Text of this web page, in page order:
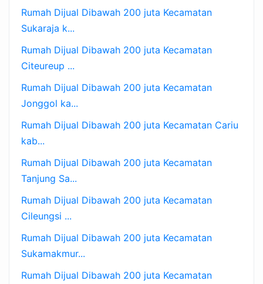
Rumah Dijual Dibawah 200 juta Kecamatan
Sukaraja k...
Rumah Dijual Dibawah 200 juta Kecamatan
Citeureup ...
Rumah Dijual Dibawah 200 juta Kecamatan
Jonggol ka...
Rumah Dijual Dibawah 200 juta Kecamatan Cariu
kab...
Rumah Dijual Dibawah 200 juta Kecamatan
Tanjung Sa...
Rumah Dijual Dibawah 200 juta Kecamatan
Cileungsi ...
Rumah Dijual Dibawah 200 juta Kecamatan
Sukamakmur...
Rumah Dijual Dibawah 200 juta Kecamatan